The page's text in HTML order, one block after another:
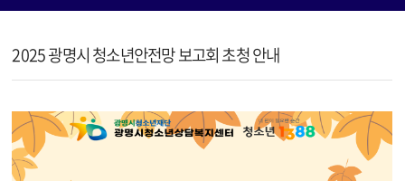
2025 광명시 청소년안전망 보고회 초청 안내